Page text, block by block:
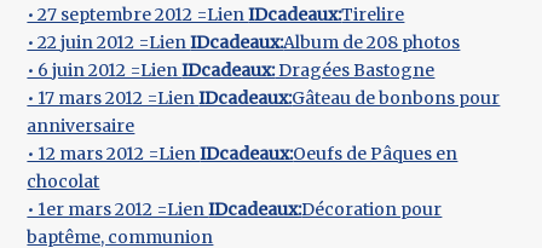
• 27 septembre 2012 =LienIDcadeaux:Tirelire
• 22 juin 2012 =LienIDcadeaux:Album de 208 photos
• 6 juin 2012 =LienIDcadeaux:Dragées Bastogne
• 17 mars 2012 =LienIDcadeaux:Gâteau de bonbons pour
anniversaire
• 12 mars 2012 =LienIDcadeaux:Oeufs de Pâques en
chocolat
• 1er mars 2012 =LienIDcadeaux:Décoration pour
baptême, communion